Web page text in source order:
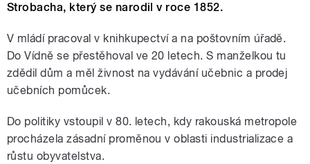
Strobacha, který se narodil v roce 1852.
V mládí pracoval v knihkupectví a na poštovním úřadě.
Do Vídně se přestěhoval ve 20 letech. S manželkou tu
zdědil dům a měl živnost na vydávání učebnic a prodej
učebních pomůcek.
Do politiky vstoupil v 80. letech, kdy rakouská metropole
procházela zásadní proměnou v oblasti industrializace a
růstu obyvatelstva.